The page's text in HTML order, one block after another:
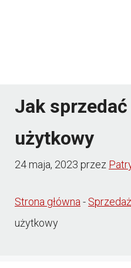
Jak
użytkowy
24 maja, 2023 przez
Strona główna- Sprzedaż
użytkowy